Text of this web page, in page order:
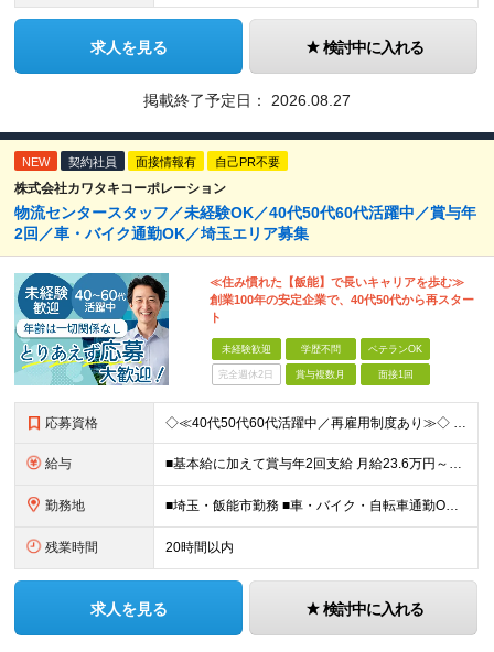
求人を見る 検討中に入れる
掲載終了予定日： 2026.08.27
NEW 契約社員 面接情報有 自己PR不要
株式会社カワタキコーポレーション
物流センタースタッフ／未経験OK／40代50代60代活躍中／賞与年
2回／車・バイク通勤OK／埼玉エリア募集
≪住み慣れた【飯能】で長いキャリアを歩む≫
創業100年の安定企業で、40代50代から再スター
ト
未経験歓迎 学歴不問 ベテランOK
完全週休2日 賞与複数月 面接1回
応募資格 ◇≪40代50代60代活躍中／再雇用制度あり≫◇ 現在、リーダー職は全員が40代以上。 同世代と一緒に働けるからこそ、 ギャップを感じずに居心地が良いのがポイントです。 ■未経験歓迎 ■学歴不問 ■
給与 ■基本給に加えて賞与年2回支給 月給23.6万円～＋賞与年2回＋残業代全額支給＋各種手当 ※試用期間なし
勤務地 ■埼玉・飯能市勤務 ■車・バイク・自転車通勤OK └駐車場・駐輪場完備で安心 【飯能物流センター】 埼玉県飯能市下川崎34 生活クラブ飯能デリバリーセンター (変更の範囲)上記を除く当社関連勤務地
残業時間 20時間以内
求人を見る 検討中に入れる